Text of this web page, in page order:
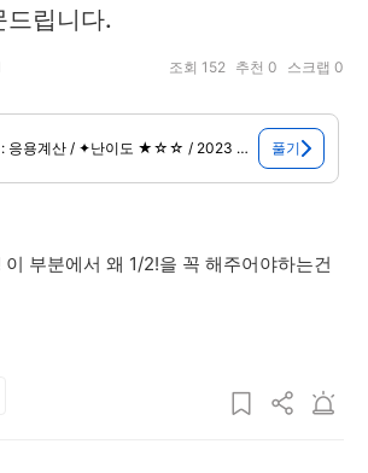
드립니다.
조회 152 추천 0 스크랩 0
수리논리 : 응용계산 / ✦난이도 ★☆☆ / 2023 상반기 기출 변형✦ 임직원 3명이 포함된 10명을 5명씩 2개 팀에 배치하고자 한다. 임직원 3명을 한 팀에 배치
부분에서 왜 1/2!을 꼭 해주어야하는건